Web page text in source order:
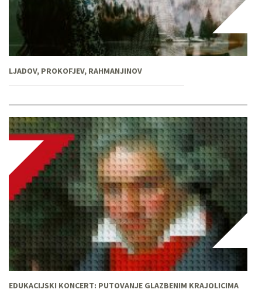
LJADOV, PROKOFJEV, RAHMANJINOV
EDUKACIJSKI KONCERT: PUTOVANJE GLAZBENIM KRAJOLICIMA